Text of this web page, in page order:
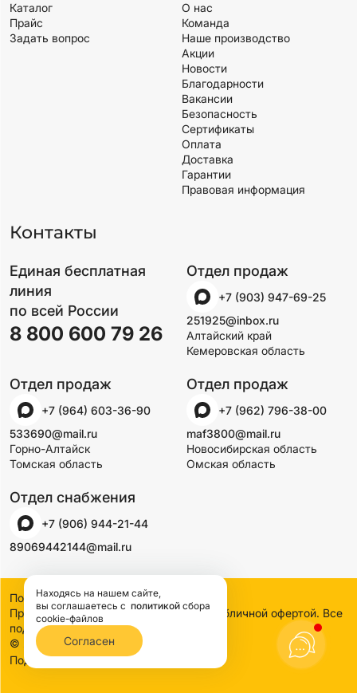
Каталог
Прайс
Задать вопрос
О нас
Команда
Наше производство
Акции
Новости
Благодарности
Вакансии
Безопасность
Сертификаты
Оплата
Доставка
Гарантии
Правовая информация
Контакты
Единая бесплатная
линия
по всей России
8 800 600 79 26
Отдел продаж
+7 (903) 947-69-25
251925@inbox.ru
Алтайский край
Кемеровская область
Отдел продаж
+7 (964) 603-36-90
533690@mail.ru
Горно-Алтайск
Томская область
Отдел продаж
+7 (962) 796-38-00
maf3800@mail.ru
Новосибирская область
Омская область
Отдел снабжения
+7 (906) 944-21-44
89069442144@mail.ru
Политика конфиденциальности
Предложения на сайте не являются публичной офертой. Все
подробности узнавайте по телефону
© 2000-2026 SSDCO. Сибстройдвор.
Поддержка сайтаBTB Digital
Находясь на нашем сайте,
вы соглашаетесь с политикой сбора
cookie-файлов
Согласен